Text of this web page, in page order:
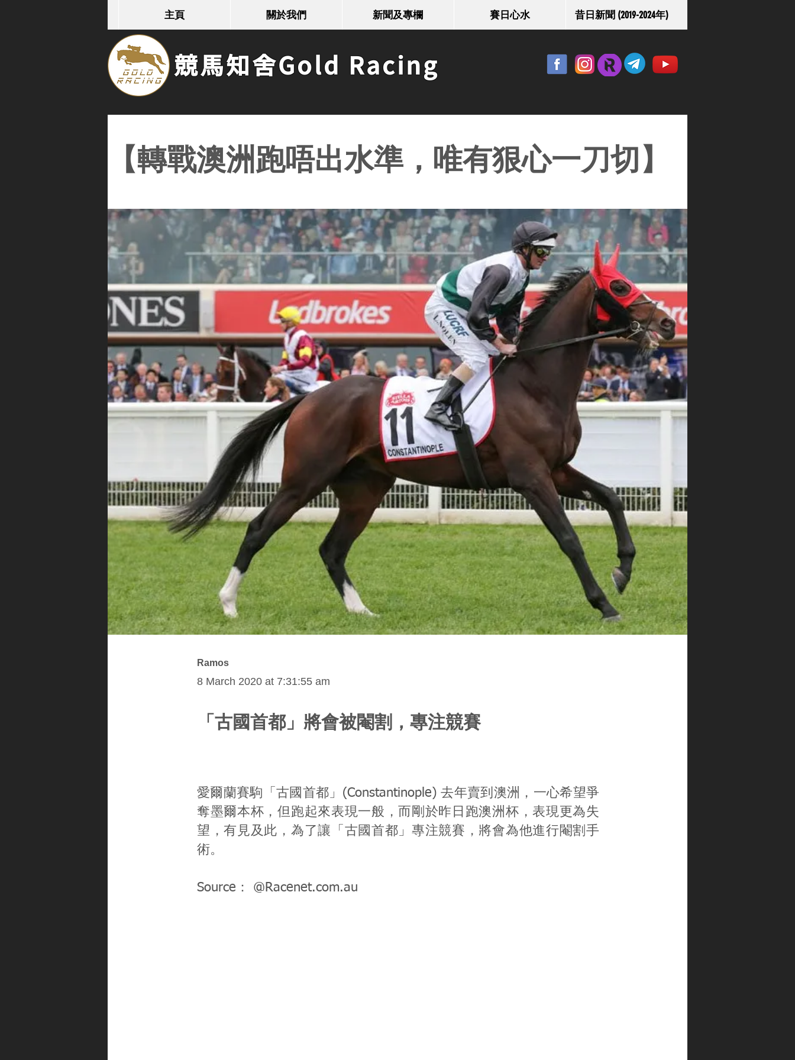
主頁 關於我們 新聞及專欄 賽日心水 昔日新聞 (2019-2024年)
競馬知舍Gold Racing
【轉戰澳洲跑唔出水準，唯有狠心一刀切】
Ramos
8 March 2020 at 7:31:55 am
「古國首都」將會被閹割，專注競賽
愛爾蘭賽駒「古國首都」(Constantinople) 去年賣到澳洲，一心希望爭
奪墨爾本杯，但跑起來表現一般，而剛於昨日跑澳洲杯，表現更為失
望，有見及此，為了讓「古國首都」專注競賽，將會為他進行閹割手
術。
Source： @Racenet.com.au